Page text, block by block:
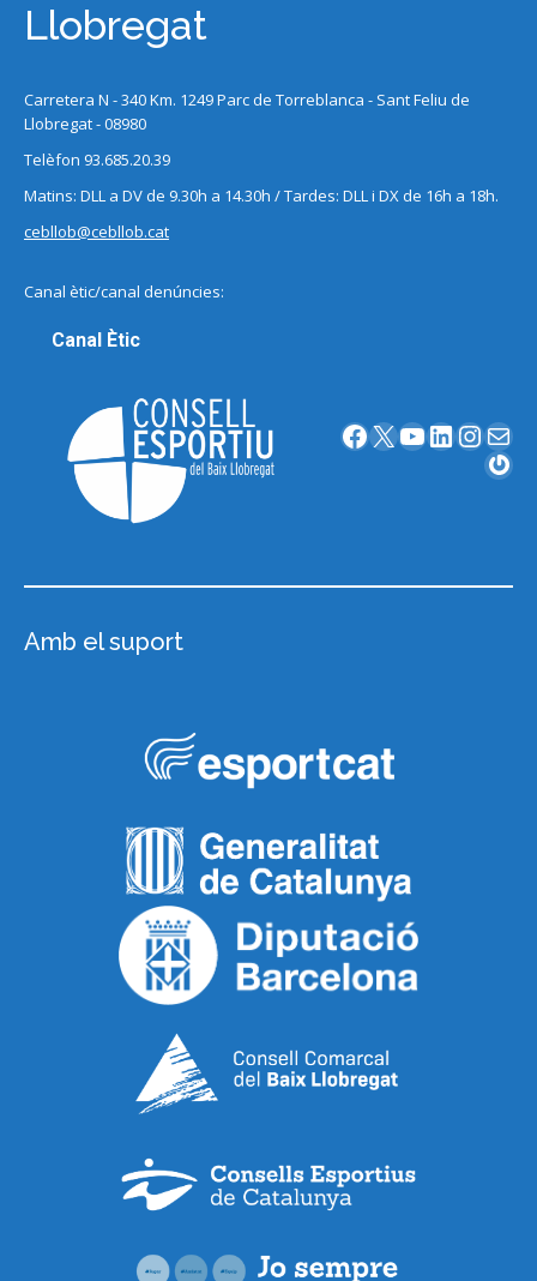
Llobregat
Carretera N - 340 Km. 1249 Parc de Torreblanca - Sant Feliu de
Llobregat - 08980
Telèfon 93.685.20.39
Matins: DLL a DV de 9.30h a 14.30h / Tardes: DLL i DX de 16h a 18h.
cebllob@cebllob.cat
Canal ètic/canal denúncies:
Canal Ètic
Facebook X YouTube LinkedIn InstagramCorreu electrònic
Gravatar
Amb el suport